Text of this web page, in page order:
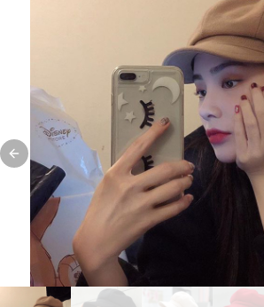
Previous slide